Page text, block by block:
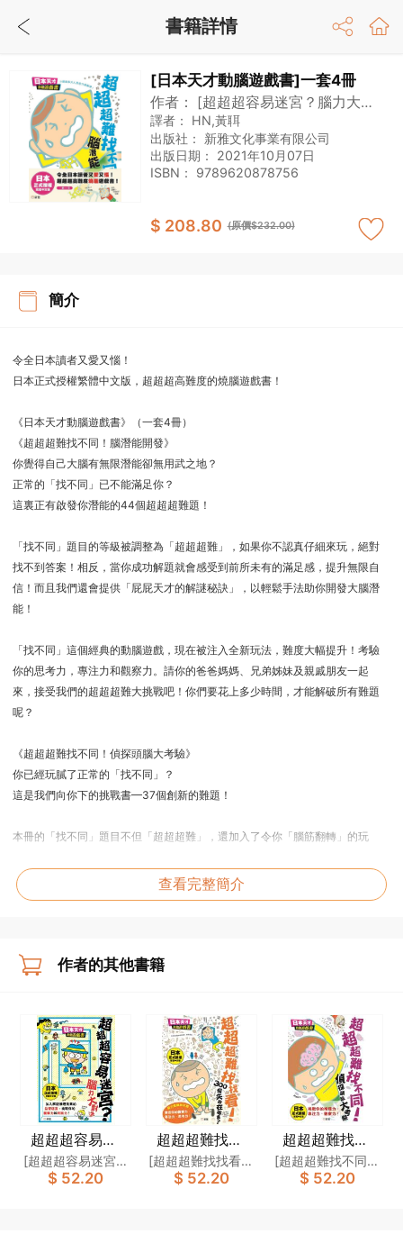
[日本天才動腦遊戲書]一套4冊
作者：
[超超超容易迷宮？腦力大對
決]製作委員會,[超超超難找不同！偵
探頭腦大考驗]製作委員會,[超超超難
找找看！300個失物在哪裏？]製作
委員會
譯者： HN,黃聑
出版社： 新雅文化事業有限公司
出版日期： 2021年10月07日
ISBN： 9789620878756
$ 208.80 (原價$232.00)
簡介
令全日本讀者又愛又惱！
日本正式授權繁體中文版，超超超高難度的燒腦遊戲書！
《日本天才動腦遊戲書》（一套4冊）
《超超超難找不同！腦潛能開發》
你覺得自己大腦有無限潛能卻無用武之地？
正常的「找不同」已不能滿足你？
這裏正有啟發你潛能的44個超超超難題！
「找不同」題目的等級被調整為「超超超難」，如果你不認真仔細來玩，絕對
找不到答案！相反，當你成功解題就會感受到前所未有的滿足感，提升無限自
信！而且我們還會提供「屁屁天才的解謎秘訣」，以輕鬆手法助你開發大腦潛
能！
「找不同」這個經典的動腦遊戲，現在被注入全新玩法，難度大幅提升！考驗
你的思考力，專注力和觀察力。請你的爸爸媽媽、兄弟姊妹及親戚朋友一起
來，接受我們的超超超難大挑戰吧！你們要花上多少時間，才能解破所有難題
呢？
《超超超難找不同！偵探頭腦大考驗》
你已經玩膩了正常的「找不同」？
這是我們向你下的挑戰書—37個創新的難題！
本冊的「找不同」題目不但「超超超難」，還加入了令你「腦筋翻轉」的玩
（1）滲入推理元素，你要追蹤目標犯人！
（2）加插照片，令畫面更加真實！
戚朋友一起來，接受我們的超超超難大挑戰吧！你們要花上多少時間，才能解
破所有難題呢？
《超超超難找找看！300個失物在哪裏？》
你自問觀察力過人？這就是我們向你下的挑戰書！
失物數量多於三百個，如果你還有餘力，就慢慢數吧。
本冊還設有智力題、迷宮、數學題、玩法包羅萬有！
「找找看」這個經典的動腦遊戲，現在被注入全新玩法，難度大幅提升！請你
查看完整簡介
作者的其他書籍
超超超容易迷
宮？腦力大對決
[日本天才動腦
[超超超容易迷宮？
腦力大對決]製作委
$ 52.20
超超超難找找
看！300個失物
在哪裏？[日本
[超超超難找找看！
300個失物在哪
$ 52.20
超超超難找不
同！偵探頭腦大
考驗[日本天才
[超超超難找不同！
偵探頭腦大考驗]製
$ 52.20
書籍詳情